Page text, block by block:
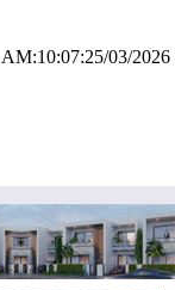
AM:10:07:25/03/2026